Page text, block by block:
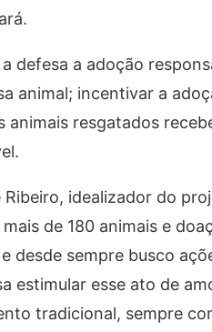
defesa a adoção
animal; incentivar a
animais resgatados
Ribeiro, idealizador do
de 180 animais e
desde sempre busco
estimular esse ato de
tradicional, sempre